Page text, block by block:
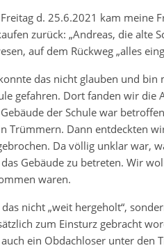
d. 25.6.2021 kam meine
zurück: „Andreas, die alte
auf dem Rückweg „alles
das nicht glauben und
gefahren. Dort fanden wir die
der Schule war
Trümmern. Dann entdeckten
Da völlig unklar war,
Gebäude zu betreten. Wir
waren.
das nicht „weit hergeholt“,
zum Einsturz gebracht
auch ein Obdachloser unter den